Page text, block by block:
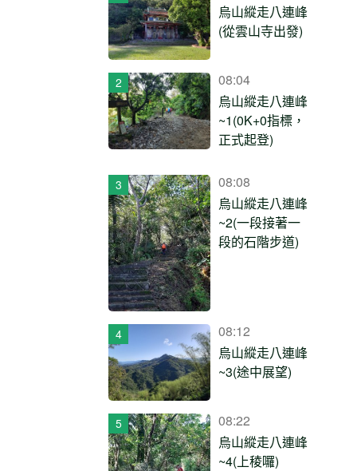
烏山縱走八連峰
(從雲山寺出發)
08:04
烏山縱走八連峰
~1(0K+0指標，
正式起登)
08:08
烏山縱走八連峰
~2(一段接著一
段的石階步道)
08:12
烏山縱走八連峰
~3(途中展望)
08:22
烏山縱走八連峰
~4(上稜囉)